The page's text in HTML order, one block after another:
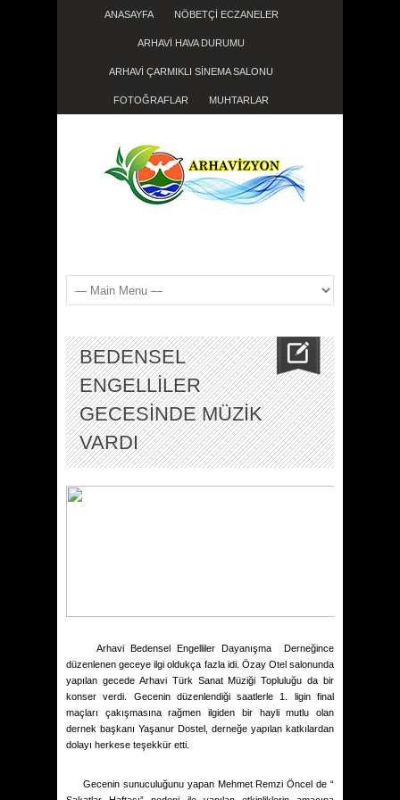
ANASAYFA NÖBETÇİ ECZANELER
ARHAVİ HAVA DURUMU
ARHAVİ ÇARMIKLI SİNEMA SALONU
FOTOĞRAFLAR MUHTARLAR
BEDENSEL
ENGELLİLER
GECESİNDE MÜZİK
VARDI
Arhavi Bedensel Engelliler Dayanışma
Derneğince
düzenlenen geceye ilgi oldukça fazla idi. Özay Otel salonunda
yapılan gecede Arhavi Türk Sanat Müziği Topluluğu da bir
konser verdi. Gecenin düzenlendiği saatlerle 1. ligin final
maçları çakışmasına rağmen ilgiden bir hayli mutlu olan
dernek başkanı Yaşanur Dostel, derneğe yapılan katkılardan
dolayı herkese teşekkür etti.
Gecenin sunuculuğunu yapan Mehmet Remzi Öncel de “